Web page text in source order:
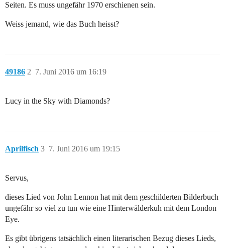
Seiten. Es muss ungefähr 1970 erschienen sein.
Weiss jemand, wie das Buch heisst?
49186 7. Juni 2016 um 16:19
2
Lucy in the Sky with Diamonds?
Aprilfisch 7. Juni 2016 um 19:15
3
Servus,
dieses Lied von John Lennon hat mit dem geschilderten Bilderbuch
ungefähr so viel zu tun wie eine Hinterwälderkuh mit dem London
Eye.
Es gibt übrigens tatsächlich einen literarischen Bezug dieses Lieds,